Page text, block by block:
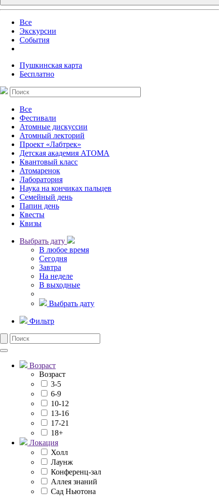
Все
Экскурсии
События
Пушкинская карта
Бесплатно
Все
Фестивали
Атомные дискуссии
Атомный лекторий
Проект «Лабтрек»
Детская академия АТОМА
Квантовый класс
Атомаренок
Лаборатория
Наука на кончиках пальцев
Семейный день
Папин день
Квесты
Квизы
Выбрать дату
В любое время
Сегодня
Завтра
На неделе
В выходные
Выбрать дату
Фильтр
Возраст
Возраст
3-5
6-9
10-12
13-16
17-21
18+
Локация
Холл
Лаунж
Конференц-зал
Аллея знаний
Сад Ньютона